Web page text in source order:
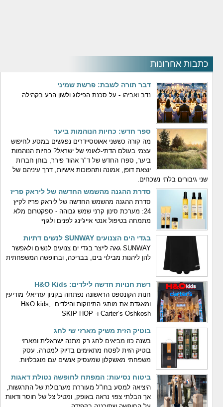
כתבות אחרונות
דבר תורה לשבת: פרשת שמיני
נדב ואביהו - על סכנת הפילוג ולשון הרע בקהילה.
ספר חדש: כחיות הנוהמות ביער
מה קורה כששני אאוטסיידרים נפגשים במסע לחיפוש
עצמי בעולם הדתי-לאומי של ישראל? כחיות הנוהמות
ביער, ספרו החדש של ד"ר אהוד פירר, בוחן חברות
יוצאת דופן, אמונה ותהפוכות אישיות, דרך עיניהם של
שני גיבורים בלתי נשכחים.
סדרת ההגנה מהשמש החדשה של ליראק פריז
סדרת ההגנה מהשמש החדשה של ליראק פריז לקיץ
24: מערכת סינון קרני שמש גבוהה - ספקטרום מלא
מתמחה בטיפול אנטי אייג'ינג לפנים ולגוף
בגדי הים הצנועים SUNWAY לנשים דתיות
SUNWAY גאה לייצר בגדי ים צנועים לנשים ולאפשר
להן ליהנות מבילוי בים, בבריכה, ובחופשה המשפחתית
רשת חנויות חדשה לילדים: H&O Kids
חנות הקונספט הראשונה נפתחה בקניון עזריאלי מודיעין
ומאגדת את מותגי התינוקות והילדים: H&O kids,
Carter’s Oshkosh ו- SKIP HOP
בוטיק הזית משיק מארזי שי לחג
בשנה כזו מביאים לחג רק מתנה ישראלית ומארזי
בוטיק הזית לפסח מתאימים בדיוק למטרה. עסק
משפחתי מאשקלון שמעסיק אנשים עם מוגבלויות.
ביטוח נסיעות: המפתח לחופשה נטולת דאגות
היציאה למסע בחו"ל מעוררת מערבולת של התרגשות,
אך הבלתי צפוי נראה באופק, ומטיל צל של חוסר ודאות